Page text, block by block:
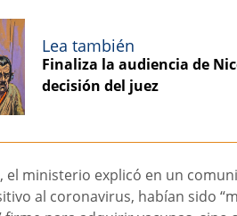
Lea también
Finaliza la audiencia de
decisión del juez
el ministerio explicó en un
al coronavirus, habían sido